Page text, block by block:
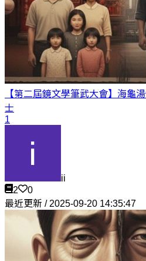
【第二屆鏡文學筆武大會】海龜
士
1
ii
2
0
最近更新 / 2025-09-20 14:35:47